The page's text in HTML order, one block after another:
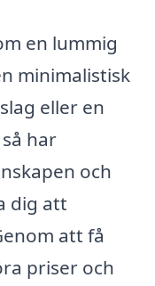
en lummig
minimalistisk
eller en
har
och
dig att
att få
priser och